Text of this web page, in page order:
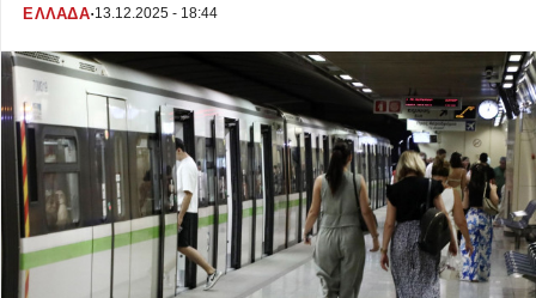
ΕΛΛΑΔΑ·13.12.2025 - 18:44